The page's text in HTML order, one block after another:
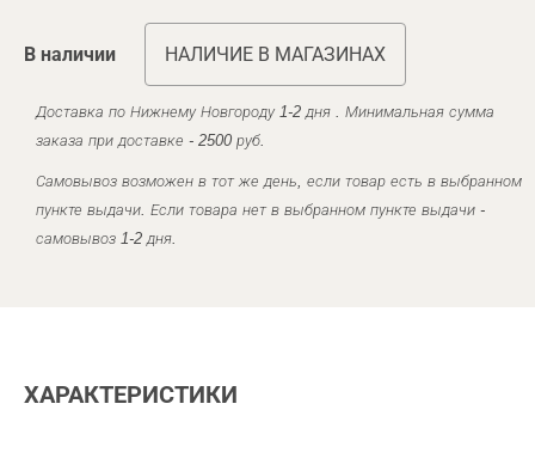
В наличии НАЛИЧИЕ В МАГАЗИНАХ
Доставка по Нижнему Новгороду 1-2 дня . Минимальная сумма
заказа при доставке - 2500 руб.
Самовывоз возможен в тот же день, если товар есть в выбранном
пункте выдачи. Если товара нет в выбранном пункте выдачи -
самовывоз 1-2 дня.
ХАРАКТЕРИСТИКИ